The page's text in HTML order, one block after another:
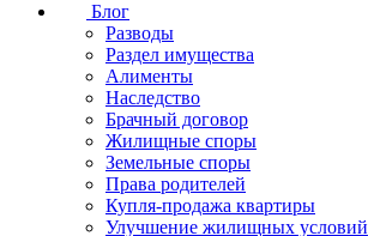
Блог
Разводы
Раздел имущества
Алименты
Наследство
Брачный договор
Жилищные споры
Земельные споры
Права родителей
Купля-продажа квартиры
Улучшение жилищных условий